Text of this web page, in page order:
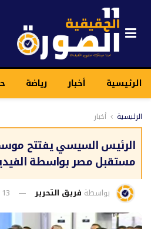
الرئيسية أخبار رياضة
الرئيسية أخبار
الرئيس السيسي يفتتح
مستقبل مصر بواسطة
بواسطة فريق التحرير 13 مايو، 2024